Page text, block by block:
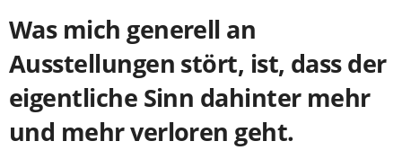
Was mich generell an
Ausstellungen stört, ist, dass der
eigentliche Sinn dahinter mehr
und mehr verloren geht.